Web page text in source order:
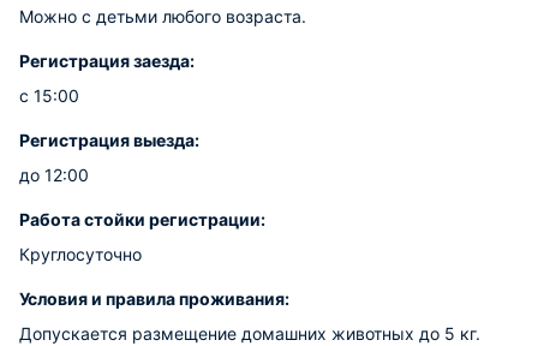
Можно с детьми любого возраста.
Регистрация заезда:
с 15:00
Регистрация выезда:
до 12:00
Работа стойки регистрации:
Круглосуточно
Условия и правила проживания:
Допускается размещение домашних животных до 5 кг.